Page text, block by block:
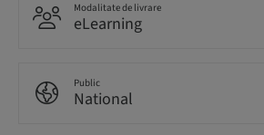
Modalitate de livrare
eLearning
Public
National